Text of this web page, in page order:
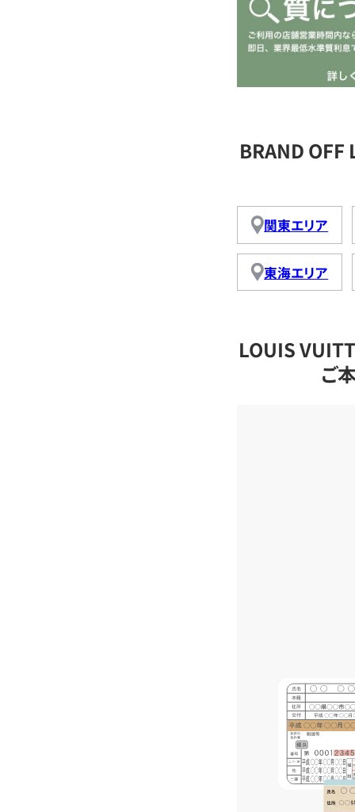
BRAND
関東エリア
東海エリア
LOUIS
ご